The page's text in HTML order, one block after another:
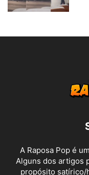
A Raposa Pop é
Alguns dos artigos
propósito satírico/